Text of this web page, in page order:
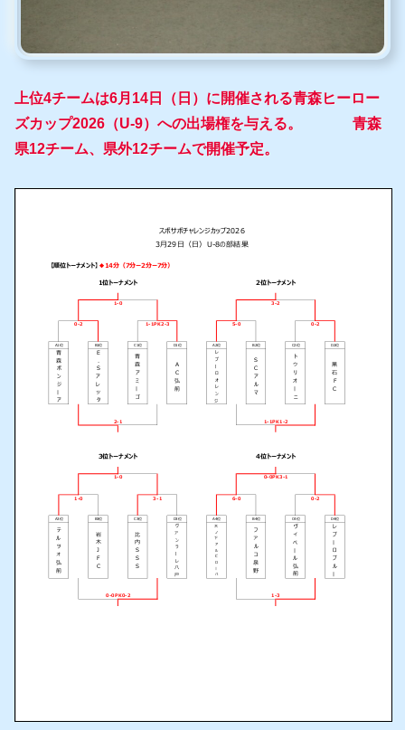
上位4チームは6月14日（日）に開催される青森ヒーロー
ズカップ2026（U-9）への出場権を与える。 青森
県12チーム、県外12チームで開催予定。